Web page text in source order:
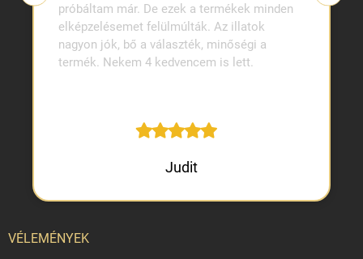
próbáltam már. De ezek a termékek minden
elképzelésemet felülmúlták. Az illatok
nagyon jók, bő a választék, minőségi a
termék. Nekem 4 kedvencem is lett.
Judit
VÉLEMÉNYEK